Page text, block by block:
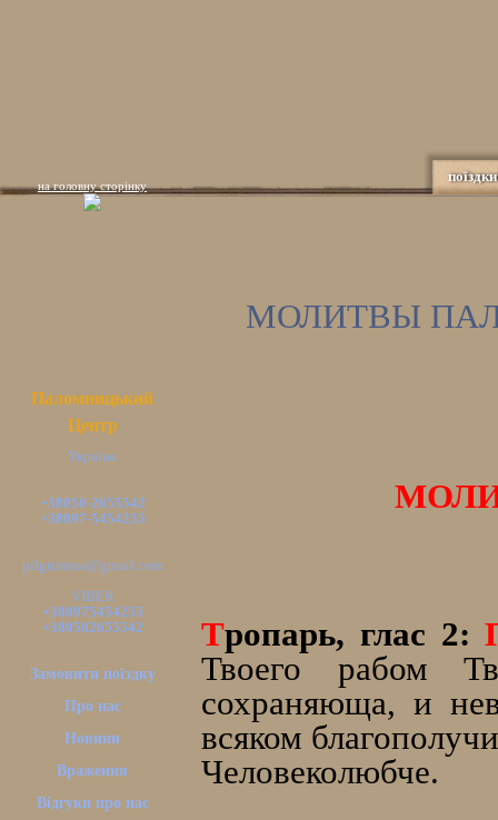
поїздки
на головну сторінку
Паломницький
Центр
Україна
+38050-2655542
+38097-5454255
pilgrimsua@gmail.com
VIBER
+380975454255
+380502655542
Замовити поїздку
Про нас
Новини
Враження
Відгуки про нас
МОЛИТВЫ
Тропарь, глас 2:
Твоего рабом
сохраняюща, и
всяком
Человеколюбче.